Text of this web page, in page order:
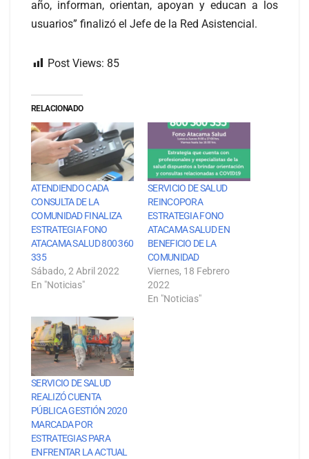
año, informan, orientan, apoyan y educan a los
usuarios” finalizó el Jefe de la Red Asistencial.
Post Views: 85
RELACIONADO
ATENDIENDO CADA
CONSULTA DE LA
COMUNIDAD FINALIZA
ESTRATEGIA FONO
ATACAMA SALUD 800 360
335
Sábado, 2 Abril 2022
En "Noticias"
SERVICIO DE SALUD
REINCOPORA
ESTRATEGIA FONO
ATACAMA SALUD EN
BENEFICIO DE LA
COMUNIDAD
Viernes, 18 Febrero
2022
En "Noticias"
SERVICIO DE SALUD
REALIZÓ CUENTA
PÚBLICA GESTIÓN 2020
MARCADA POR
ESTRATEGIAS PARA
ENFRENTAR LA ACTUAL